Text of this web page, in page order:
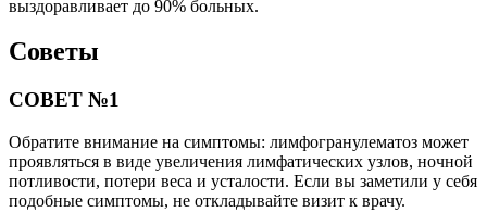
выздоравливает до 90% больных.
Советы
СОВЕТ №1
Обратите внимание на симптомы: лимфогранулематоз может
проявляться в виде увеличения лимфатических узлов, ночной
потливости, потери веса и усталости. Если вы заметили у себя
подобные симптомы, не откладывайте визит к врачу.